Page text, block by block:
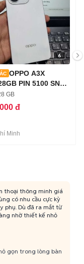
6
OPPO A3X
PIN 5100 SNAP
1 ZIN ĐẸP
GB
đ
Minh
thoại thông minh giá
có nhu cầu cực kỳ
phụ. Dù đã ra mắt từ
nhờ thiết kế nhỏ
gọn trong lòng bàn